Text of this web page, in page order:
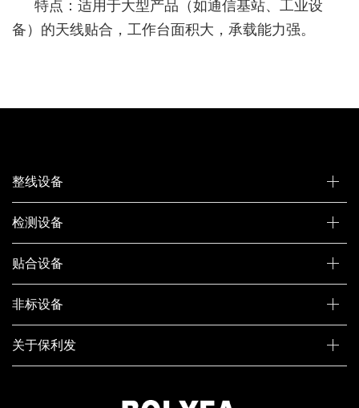
特点：适用于大型产品（如通信基站、工业设
备）的天线贴合，工作台面积大，承载能力强。
整线设备
检测设备
贴合设备
非标设备
关于保利发